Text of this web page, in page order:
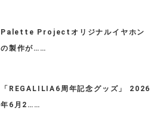
Palette Projectオリジナルイヤホン
の製作が……
「REGALILIA6周年記念グッズ」 2026
年6月2……